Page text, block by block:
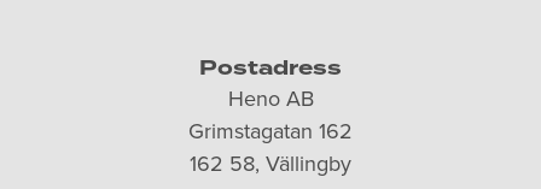
Postadress
Heno AB
Grimstagatan 162
162 58, Vällingby